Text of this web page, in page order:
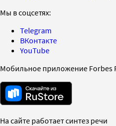
Мы в соцсетях:
Telegram
ВКонтакте
YouTube
Мобильное приложение Forbes
На сайте работает синтез речи